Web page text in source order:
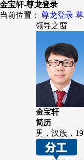
金宝轩-尊龙登录
当前位置： 尊龙登录-
领导之窗
金宝轩
简历
男，汉族，